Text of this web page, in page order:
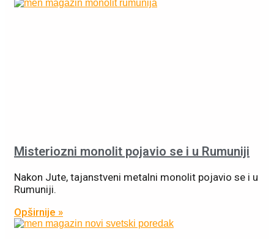
Misteriozni monolit pojavio se i u Rumuniji
Nakon Jute, tajanstveni metalni monolit pojavio se i u
Rumuniji.
Opširnije »